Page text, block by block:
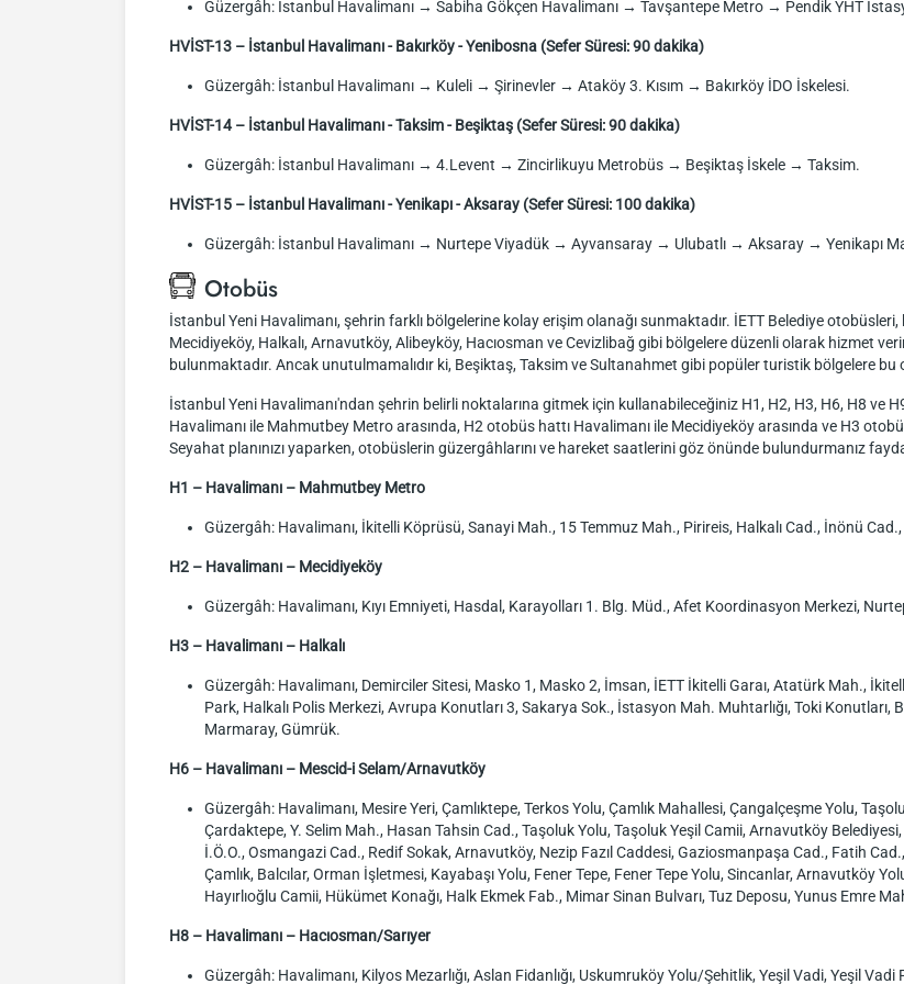
Güzergâh: İstanbul Havalimanı → Sabiha Gökçen Havalimanı → Tavşantepe Metro → Pendik YHT
HVİST-13 – İstanbul Havalimanı - Bakırköy - Yenibosna (Sefer Süresi: 90 dakika)
Güzergâh: İstanbul Havalimanı → Kuleli → Şirinevler → Ataköy 3. Kısım → Bakırköy İDO İskelesi.
HVİST-14 – İstanbul Havalimanı - Taksim - Beşiktaş (Sefer Süresi: 90 dakika)
Güzergâh: İstanbul Havalimanı → 4.Levent → Zincirlikuyu Metrobüs → Beşiktaş İskele → Taksim.
HVİST-15 – İstanbul Havalimanı - Yenikapı - Aksaray (Sefer Süresi: 100 dakika)
Güzergâh: İstanbul Havalimanı → Nurtepe Viyadük → Ayvansaray → Ulubatlı → Aksaray → Yenikapı
Otobüs
İstanbul Yeni Havalimanı, şehrin farklı bölgelerine kolay erişim olanağı sunmaktadır. İETT Belediye
Mecidiyeköy, Halkalı, Arnavutköy, Alibeyköy, Hacıosman ve Cevizlibağ gibi bölgelere düzenli olarak hizmet
bulunmaktadır. Ancak unutulmamalıdır ki, Beşiktaş, Taksim ve Sultanahmet gibi popüler turistik bölgelere
İstanbul Yeni Havalimanı'ndan şehrin belirli noktalarına gitmek için kullanabileceğiniz H1, H2, H3, H6, H8 ve
Havalimanı ile Mahmutbey Metro arasında, H2 otobüs hattı Havalimanı ile Mecidiyeköy arasında ve H3
Seyahat planınızı yaparken, otobüslerin güzergâhlarını ve hareket saatlerini göz önünde bulundurmanız
H1 – Havalimanı – Mahmutbey Metro
Güzergâh: Havalimanı, İkitelli Köprüsü, Sanayi Mah., 15 Temmuz Mah., Pirireis, Halkalı Cad., İnönü
H2 – Havalimanı – Mecidiyeköy
Güzergâh: Havalimanı, Kıyı Emniyeti, Hasdal, Karayolları 1. Blg. Müd., Afet Koordinasyon Merkezi,
H3 – Havalimanı – Halkalı
Güzergâh: Havalimanı, Demirciler Sitesi, Masko 1, Masko 2, İmsan, İETT İkitelli Garaı, Atatürk Mah.,
Park, Halkalı Polis Merkezi, Avrupa Konutları 3, Sakarya Sok., İstasyon Mah. Muhtarlığı, Toki Konutları,
Marmaray, Gümrük.
H6 – Havalimanı – Mescid-i Selam/Arnavutköy
Güzergâh: Havalimanı, Mesire Yeri, Çamlıktepe, Terkos Yolu, Çamlık Mahallesi, Çangalçeşme Yolu,
Çardaktepe, Y. Selim Mah., Hasan Tahsin Cad., Taşoluk Yolu, Taşoluk Yeşil Camii, Arnavutköy
İ.Ö.O., Osmangazi Cad., Redif Sokak, Arnavutköy, Nezip Fazıl Caddesi, Gaziosmanpaşa Cad., Fatih
Çamlık, Balcılar, Orman İşletmesi, Kayabaşı Yolu, Fener Tepe, Fener Tepe Yolu, Sincanlar, Arnavutköy
Hayırlıoğlu Camii, Hükümet Konağı, Halk Ekmek Fab., Mimar Sinan Bulvarı, Tuz Deposu, Yunus Emre
H8 – Havalimanı – Hacıosman/Sarıyer
Güzergâh: Havalimanı, Kilyos Mezarlığı, Aslan Fidanlığı, Uskumruköy Yolu/Şehitlik, Yeşil Vadi, Yeşil